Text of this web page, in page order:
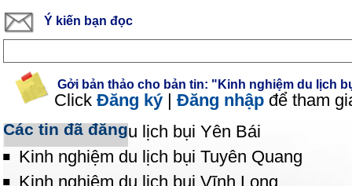
Ý kiến bạn đọc
Gởi bản thảo cho bản tin: "Kinh nghiệm du lịch
Click Đăng ký | Đăng nhập để tham
Các tin đã đăng
Kinh nghiệm du lịch bụi Yên Bái
Kinh nghiệm du lịch bụi Tuyên Quang
Kinh nghiệm du lịch bụi Vĩnh Long